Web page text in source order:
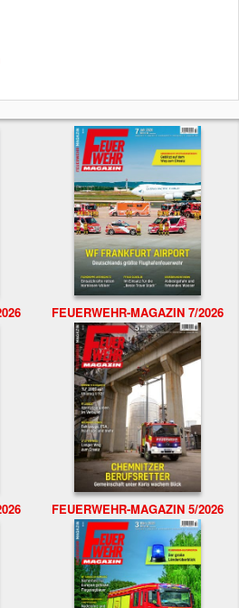
FEUERWEHR-MAGAZIN 7/2026
FEUERWEHR-MAGAZIN 5/2026